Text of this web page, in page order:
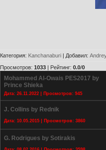
Категория: Kanchanaburi | Добавил:
Просмотров: 1033 | Рейтинг: 0.0/0
Mohammed Al-Owais PES2017 by
Prince Shieka
Дата: 26.11.2022 | Просмотров: 945
J. Collins by Rednik
Дата: 10.05.2015 | Просмотров: 3860
G. Rodrigues by Sotirakis